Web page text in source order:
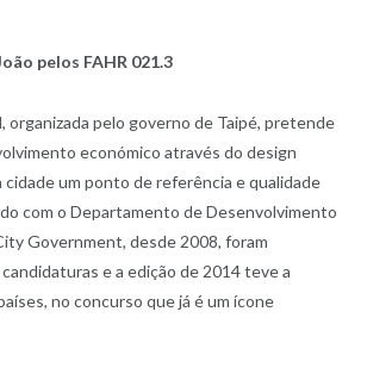
pelos FAHR 021.3
organizada pelo governo de Taipé, pretende
económico através do design
cidade um ponto de referência e qualidade
com o Departamento de Desenvolvimento
Government, desde 2008, foram
e a edição de 2014 teve a
no concurso que já é um ícone